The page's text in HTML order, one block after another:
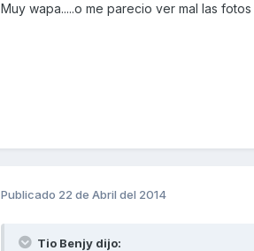
Muy wapa.....o me parecio ver mal las
Publicado 22 de Abril del 2014
Tio Benjy dijo: